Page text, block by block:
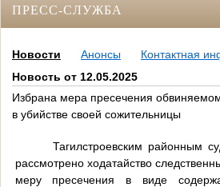
ПРЕСС-СЛУЖБА
Новости Анонсы
Контактная
Новость от 12.05.2025
Избрана мера пресечения
в убийстве своей сожительницы
Тагилстроевским районным
рассмотрено ходатайство
меру пресечения в виде